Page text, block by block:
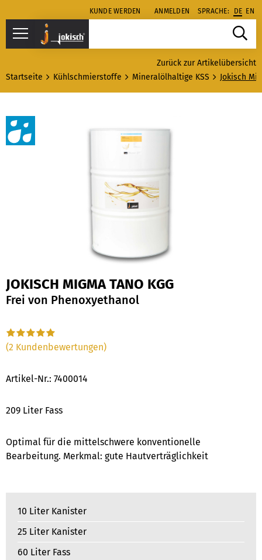
KUNDE WERDEN ANMELDEN SPRACHE: DE EN
Zurück zur Artikelübersicht
Startseite
Kühlschmierstoffe Mineralölhaltige KSS Jokisch
JOKISCH MIGMA TANO KGG
Frei von Phenoxyethanol
(2 Kundenbewertungen)
Artikel-Nr.: 7400014
209 Liter Fass
Optimal für die mittelschwere konventionelle
Bearbeitung. Merkmal: gute Hautverträglichkeit
10 Liter Kanister
25 Liter Kanister
60 Liter Fass